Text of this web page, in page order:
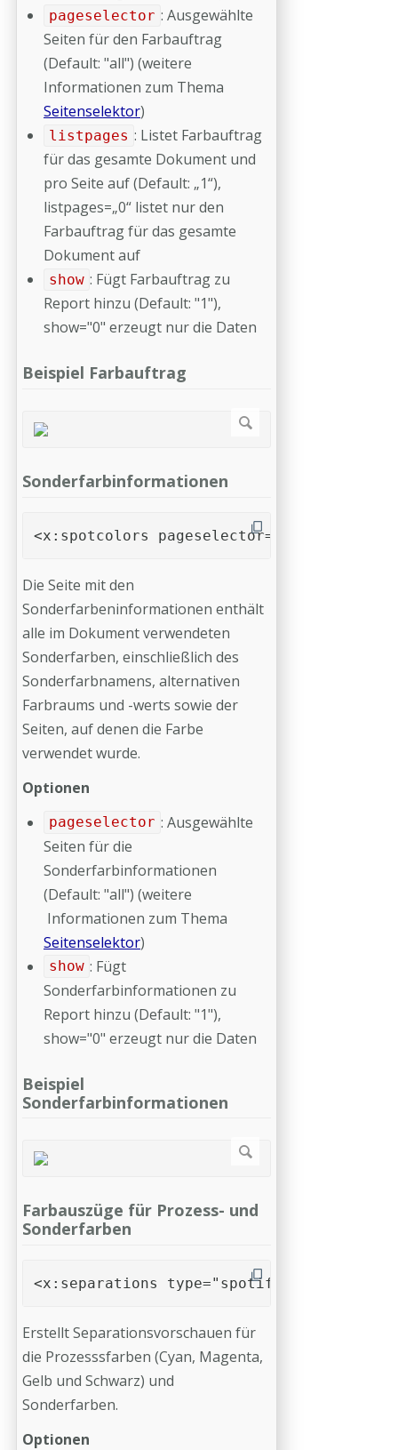
pageselector : Ausgewählte
Seiten für den Farbauftrag
(Default: "all") (weitere
Informationen zum Thema
Seitenselektor)
listpages : Listet Farbauftrag
für das gesamte Dokument und
pro Seite auf (Default: „1“),
listpages=„0“ listet nur den
Farbauftrag für das gesamte
Dokument auf
show : Fügt Farbauftrag zu
Report hinzu (Default: "1"),
show="0" erzeugt nur die Daten
Beispiel Farbauftrag
Sonderfarbinformationen
<x:spotcolors pageselector="all"
Die Seite mit den
Sonderfarbeninformationen enthält
alle im Dokument verwendeten
Sonderfarben, einschließlich des
Sonderfarbnamens, alternativen
Farbraums und -werts sowie der
Seiten, auf denen die Farbe
verwendet wurde.
Optionen
pageselector : Ausgewählte
Seiten für die
Sonderfarbinformationen
(Default: "all") (weitere
Informationen zum Thema
Seitenselektor)
show : Fügt
Sonderfarbinformationen zu
Report hinzu (Default: "1"),
show="0" erzeugt nur die Daten
Beispiel
Sonderfarbinformationen
Farbauszüge für Prozess- und
Sonderfarben
<x:separations type="spotifpresent"
Erstellt Separationsvorschauen für
die Prozesssfarben (Cyan, Magenta,
Gelb und Schwarz) und
Sonderfarben.
Optionen